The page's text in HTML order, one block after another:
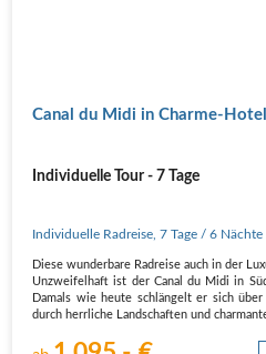
Canal du Midi in Charme-
Individuelle Tour - 7 Tage
Individuelle Radreise ,7 Tage / 6 Nächte
Diese wunderbare Radreise auch in der
Unzweifelhaft ist der Canal du Midi in
Damals wie heute schlängelt er sich
durch herrliche Landschaften und